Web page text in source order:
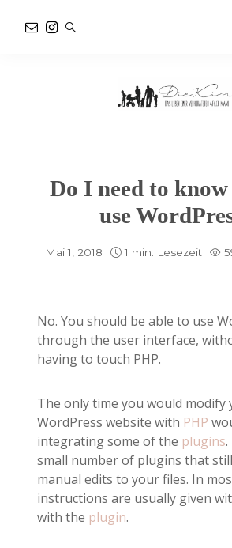
Do I need to
use
Mai 1, 2018 1 min. Lesezeit
No. You should be able to use
through the user interface,
having to touch PHP.
The only time you would modify
WordPress website with PHP
integrating some of the plugins
small number of plugins that
manual edits to your files. In
instructions are usually given
with the plugin.